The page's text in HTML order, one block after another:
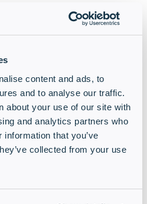
content and ads, to
and to analyse our traffic.
about your use of our site with
and analytics partners who
that you’ve
collected from your use
helfen?